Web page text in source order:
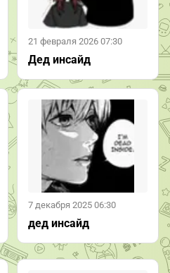
21 февраля 2026 07:30
Дед инсайд
7 декабря 2025 06:30
дед инсайд